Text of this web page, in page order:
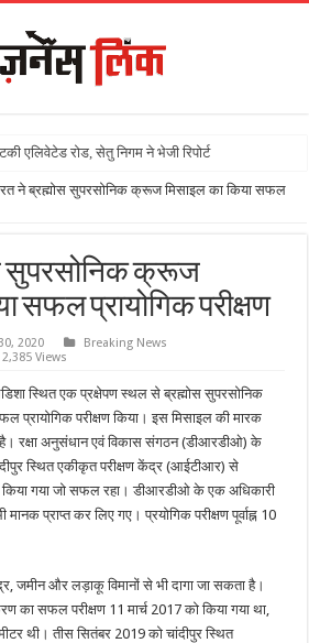
एलिवेटेड रोड, सेतु निगम ने भेजी रिपोर्ट
ने ब्रह्मोस सुपरसोनिक क्रूज मिसाइल का किया सफल
सुपरसोनिक क्रूज
सफल प्रायोगिक परीक्षण
2020
Breaking News
2,385 Views
स्थित एक प्रक्षेपण स्थल से ब्रह्मोस सुपरसोनिक
प्रायोगिक परीक्षण किया। इस मिसाइल की मारक
है। रक्षा अनुसंधान एवं विकास संगठन (डीआरडीओ) के
स्थित एकीकृत परीक्षण केंद्र (आईटीआर) से
किया गया जो सफल रहा। डीआरडीओ के एक अधिकारी
मानक प्राप्त कर लिए गए। प्रयोगिक परीक्षण पूर्वाह्न 10
जमीन और लड़ाकू विमानों से भी दागा जा सकता है।
का सफल परीक्षण 11 मार्च 2017 को किया गया था,
थी। तीस सितंबर 2019 को चांदीपुर स्थित